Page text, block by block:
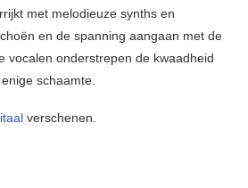
met melodieuze synths en
en de spanning aangaan met de
vocalen onderstrepen de kwaadheid
schaamte.
verschenen.